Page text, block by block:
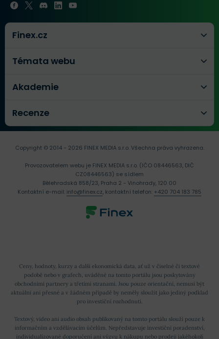
Finex.cz
Témata webu
Akademie
Recenze
Ceny, hodnoty, kurzy a další ekonomická data, ať už v číselné či textové
podobě nebo v grafech, uváděné na tomto portálu jsou poskytovány
obchodními partnery a třetími stranami. Jsou pouze orientační, nemusí být
aktuální ani přesné a v žádném případě by neměly sloužit jako jediný podklad
pro investiční rozhodnutí.
Textový, video ani audio obsah publikovaný na tomto portálu slouží pouze k
informačním a vzdělávacím účelům. Nepředstavuje investiční poradenství,
individualizované doporučení ani výzvu k nákupu nebo prodeji jakéhokoli
Copyright © 2014 - 2026 FINEX MEDIA s.r.o.Všechna práva vyhrazena.
Provozovatelem webu je FINEX MEDIA s.r.o. (IČO 08446563, DIČ
CZ08446563) se sídlem
Bělehradská 858/23, Praha 2 - Vinohrady, 120 00
Kontaktní e-mail: info@finex.cz, kontaktní telefon: +420 704 183 785